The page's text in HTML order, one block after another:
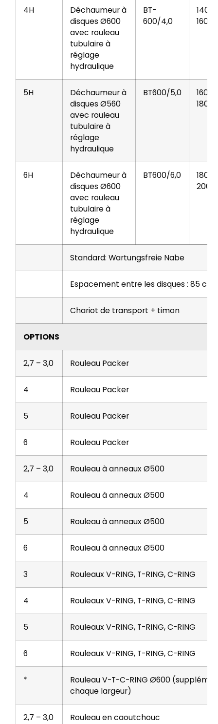
4H
Déchaumeur à
disques Ø600
avec rouleau
tubulaire à
réglage
hydraulique
BT-
600/4,0
140-
160
5H
Déchaumeur à
disques Ø560
avec rouleau
tubulaire à
réglage
hydraulique
BT600/5,0
160-
180
6H
Déchaumeur à
disques Ø600
avec rouleau
tubulaire à
réglage
hydraulique
BT600/6,0
180-
200
Standard: Wartungsfreie Nabe
Espacement entre les disques : 85 cm
Chariot de transport + timon
OPTIONS
2,7 – 3,0 Rouleau Packer
4 Rouleau Packer
5 Rouleau Packer
6 Rouleau Packer
2,7 – 3,0 Rouleau à anneaux Ø500
4 Rouleau à anneaux Ø500
5 Rouleau à anneaux Ø500
6 Rouleau à anneaux Ø500
3 Rouleaux V-RING, T-RING, C-RING
4 Rouleaux V-RING, T-RING, C-RING
5 Rouleaux V-RING, T-RING, C-RING
6 Rouleaux V-RING, T-RING, C-RING
*
Rouleau V-T-C-RING Ø600
chaque largeur)
2,7 – 3,0 Rouleau en caoutchouc